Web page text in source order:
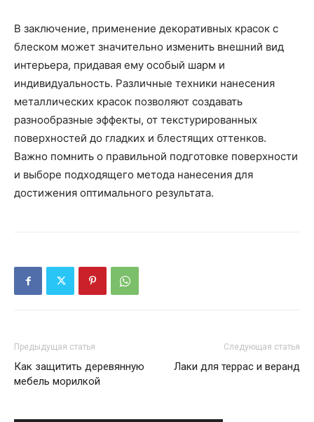
В заключение, применение декоративных красок с
блеском может значительно изменить внешний вид
интерьера, придавая ему особый шарм и
индивидуальность. Различные техники нанесения
металлических красок позволяют создавать
разнообразные эффекты, от текстурированных
поверхностей до гладких и блестящих оттенков.
Важно помнить о правильной подготовке поверхности
и выборе подходящего метода нанесения для
достижения оптимального результата.
Предыдущая статья
Как защитить деревянную
мебель морилкой
Следующая статья
Лаки для террас и веранд